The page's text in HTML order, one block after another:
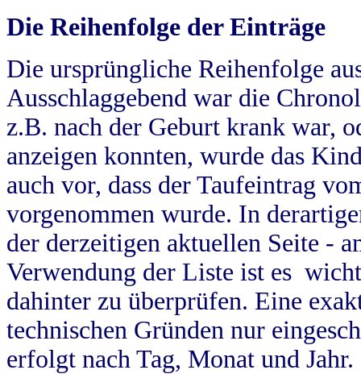
Die Reihenfolge der Einträge
Die ursprüngliche Reihenfolge
Ausschlaggebend war die
z.B. nach der Geburt krank war,
anzeigen konnten, wurde das
auch vor, dass der Taufeintrag
vorgenommen wurde. In
der derzeitigen aktuellen Seite -
Verwendung der Liste ist es
dahinter zu überprüfen. Eine
technischen Gründen nur
erfolgt nach Tag, Monat und Jahr.